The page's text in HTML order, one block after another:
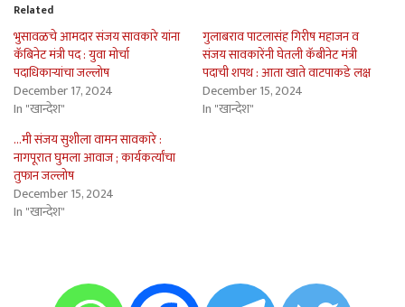
Related
भुसावळचे आमदार संजय सावकारे यांना
कॅबिनेट मंत्री पद : युवा मोर्चा
पदाधिकार्‍यांचा जल्लोष
December 17, 2024
In "खान्देश"
गुलाबराव पाटलासंह गिरीष महाजन व
संजय सावकारेंनी घेतली कॅबीनेट मंत्री
पदाची शपथ : आता खाते वाटपाकडे लक्ष
December 15, 2024
In "खान्देश"
…मी संजय सुशीला वामन सावकारे :
नागपूरात घुमला आवाज ; कार्यकर्त्यांचा
तुफान जल्लोष
December 15, 2024
In "खान्देश"